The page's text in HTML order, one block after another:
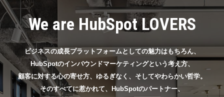
We are HubSpot LOVERS
ビジネスの成長プラットフォームとしての魅力はもちろん、
HubSpotのインバウンドマーケティングという考え方、
顧客に対する心の寄せ方、ゆるぎなく、そしてやわらかい哲学。
そのすべてに惹かれて、HubSpotのパートナー、